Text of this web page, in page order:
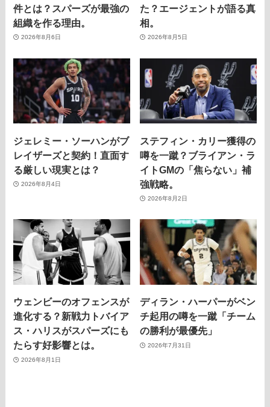
件とは？スパーズが最強の
組織を作る理由。
2026年8月6日
た？エージェントが語る真
相。
2026年8月5日
ジェレミー・ソーハンがブ
レイザーズと契約！直面す
る厳しい現実とは？
2026年8月4日
ステフィン・カリー獲得の
噂を一蹴？ブライアン・ラ
イトGMの「焦らない」補
強戦略。
2026年8月2日
ウェンビーのオフェンスが
進化する？新戦力トバイア
ス・ハリスがスパーズにも
たらす好影響とは。
2026年8月1日
ディラン・ハーパーがベン
チ起用の噂を一蹴「チーム
の勝利が最優先」
2026年7月31日